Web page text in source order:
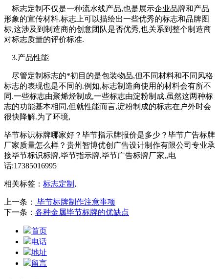
标志定制不仅是一种流水线产品,也是展示企业品牌和产品
形象的宣传材料.标志上可以描绘出一些优秀的标志和品牌图
标,这涉及到制造商的创意团队是否优秀,也关系到整个制造商
对标志质量的评价标准.
3.产品性能
尽管定制标志的*初目的是包装物品,但不同材料和不同风格
标志的表现也是不同的.例如,标志制造商使用的材料会有所不
同.一些标志由聚烯烃制成,一些标志由淀粉制成.虽然这两种标
志的功能基本相同,但就性能而言,淀粉制成的标志在户外时会
很快降解.为了环境,
毕节标识标牌哪家好？毕节指示牌报价是多少？毕节广告标牌
厂家质量怎么样？贵州智博优创广告设计制作有限公司专业承
接毕节标识标牌,毕节指示牌,毕节广告标牌厂家,,电
话:17385016995
相关标签： 标志定制 ,
上一条：
毕节标牌制作注意事项
下一条： 各种金属毕节标牌的优缺点
首页
电话
地址
留言